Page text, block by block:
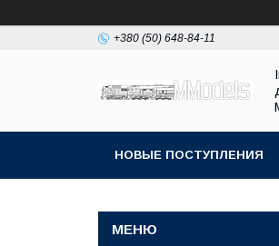
+380 (50) 648-84-11
НОВЫЕ ПОСТУПЛЕНИЯ